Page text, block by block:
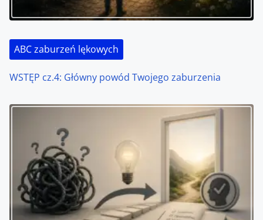
ABC zaburzeń lękowych
WSTĘP cz.4: Główny powód Twojego zaburzenia